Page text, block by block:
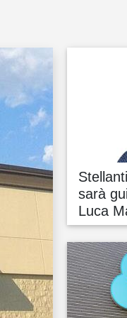
sarà
Luca